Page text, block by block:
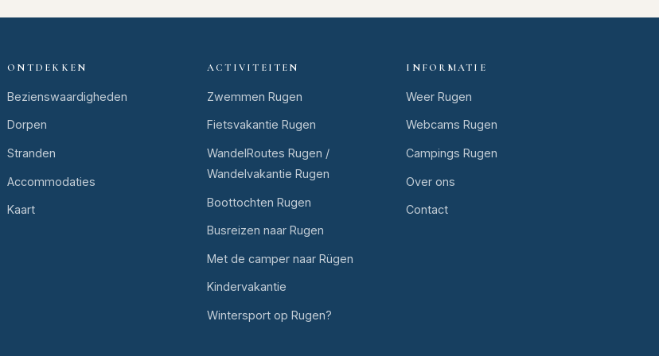
ONTDEKKEN
Bezienswaardigheden
Dorpen
Stranden
Accommodaties
Kaart
ACTIVITEITEN
Zwemmen Rugen
Fietsvakantie Rugen
WandelRoutes Rugen /
Wandelvakantie Rugen
Boottochten Rugen
Busreizen naar Rugen
Met de camper naar Rügen
Kindervakantie
Wintersport op Rugen?
INFORMATIE
Weer Rugen
Webcams Rugen
Campings Rugen
Over ons
Contact